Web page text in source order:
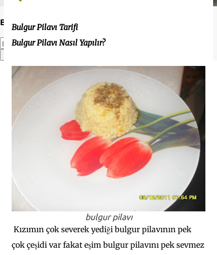
Bu Blogda Ara
Bulgur Pilavı Tarifi
Bulgur Pilavı Nasıl Yapılır?
bulgur pilavı
Kızımın çok severek yediği bulgur pilavının pek
çok çeşidi var fakat eşim bulgur pilavını pek sevmez